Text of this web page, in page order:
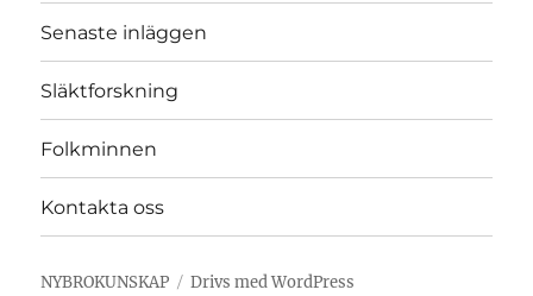
Senaste inläggen
Släktforskning
Folkminnen
Kontakta oss
NYBROKUNSKAP Drivs med WordPress